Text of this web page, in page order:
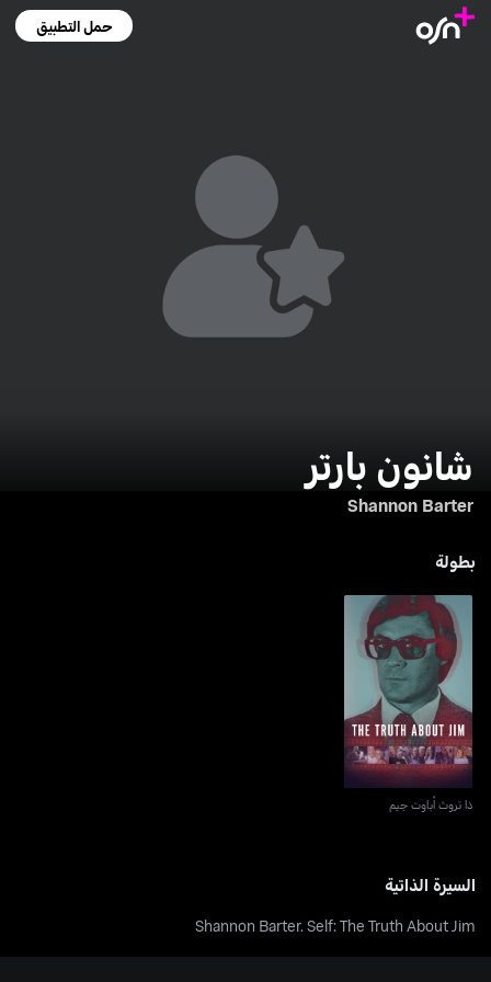
حمل التطبيق
شانون بارتر
Shannon Barter
بطولة
ذا تروث أباوت جيم
ذا تروث أباوت جيم
السيرة الذاتية
Shannon Barter. Self: The Truth About Jim